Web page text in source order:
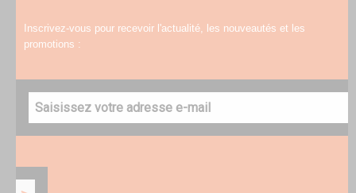
Inscrivez-vous pour recevoir l'actualité, les nouveautés et les
promotions :